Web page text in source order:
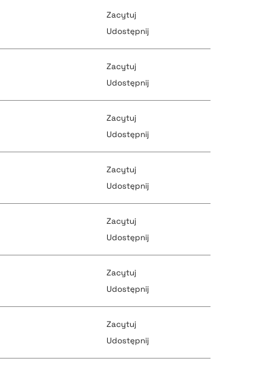
pobierz cytat
pobierz cytat
pobierz cytat
pobierz cytat
pobierz cytat
Zacytuj
Udostępnij
pobierz cytat
pobierz cytat
Zacytuj
Udostępnij
pobierz cytat
pobierz cytat
Zacytuj
Udostępnij
pobierz cytat
pobierz cytat
Zacytuj
Udostępnij
pobierz cytat
pobierz cytat
Zacytuj
Udostępnij
pobierz cytat
Zacytuj
Udostępnij
Zacytuj
Udostępnij